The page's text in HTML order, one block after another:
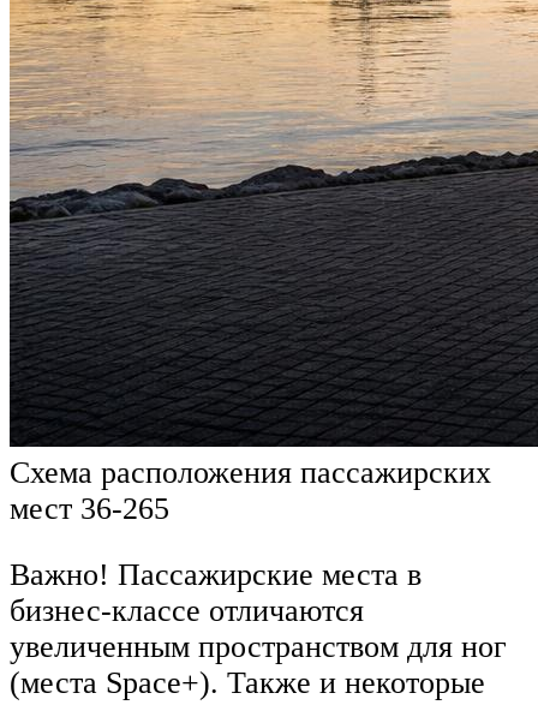
Схема расположения пассажирских
мест 36-265
Важно! Пассажирские места в
бизнес-классе отличаются
увеличенным пространством для ног
(места Space+). Также и некоторые